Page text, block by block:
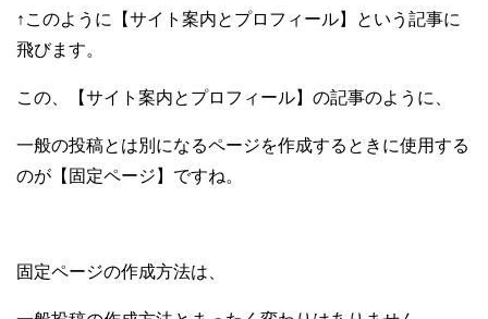
↑このように【サイト案内とプロフィール】という記事に
飛びます。
この、【サイト案内とプロフィール】の記事のように、
一般の投稿とは別になるページを作成するときに使用する
のが 【固定ページ】ですね。
固定ページの作成方法は、